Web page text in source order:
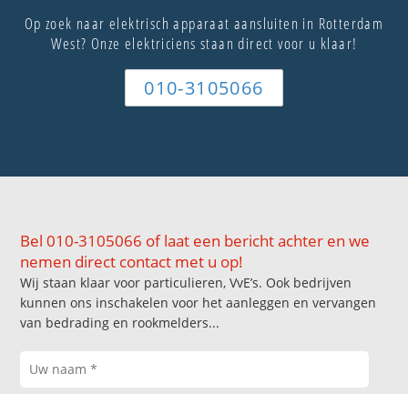
Op zoek naar elektrisch apparaat aansluiten in Rotterdam
West? Onze elektriciens staan direct voor u klaar!
010-3105066
Bel 010-3105066 of laat een bericht achter en we
nemen direct contact met u op!
Wij staan klaar voor particulieren, VvE’s. Ook bedrijven
kunnen ons inschakelen voor het aanleggen en vervangen
van bedrading en rookmelders...